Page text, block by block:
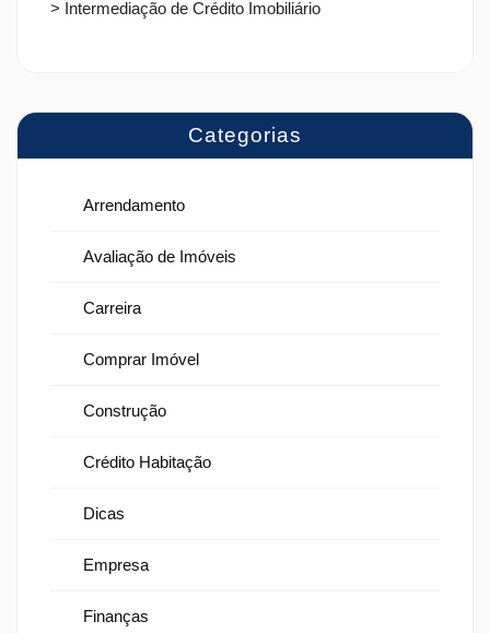
> Intermediação de Crédito Imobiliário
Categorias
Arrendamento
Avaliação de Imóveis
Carreira
Comprar Imóvel
Construção
Crédito Habitação
Dicas
Empresa
Finanças